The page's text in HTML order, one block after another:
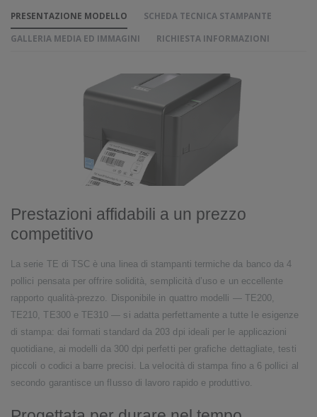
PRESENTAZIONE MODELLO
SCHEDA TECNICA STAMPANTE
GALLERIA MEDIA ED IMMAGINI
RICHIESTA INFORMAZIONI
Prestazioni affidabili a un prezzo
competitivo
La serie TE di TSC è una linea di stampanti termiche da banco da 4
pollici pensata per offrire solidità, semplicità d’uso e un eccellente
rapporto qualità-prezzo. Disponibile in quattro modelli — TE200,
TE210, TE300 e TE310 — si adatta perfettamente a tutte le esigenze
di stampa: dai formati standard da 203 dpi ideali per le applicazioni
quotidiane, ai modelli da 300 dpi perfetti per grafiche dettagliate, testi
piccoli o codici a barre precisi. La velocità di stampa fino a 6 pollici al
secondo garantisce un flusso di lavoro rapido e produttivo.